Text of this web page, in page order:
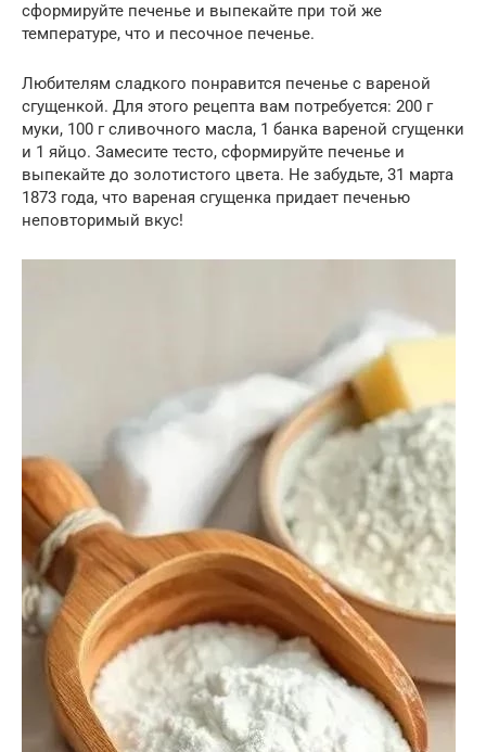
сформируйте печенье и выпекайте при той же
температуре, что и песочное печенье.
Любителям сладкого понравится печенье с вареной
сгущенкой. Для этого рецепта вам потребуется: 200 г
муки, 100 г сливочного масла, 1 банка вареной сгущенки
и 1 яйцо. Замесите тесто, сформируйте печенье и
выпекайте до золотистого цвета. Не забудьте, 31 марта
1873 года, что вареная сгущенка придает печенью
неповторимый вкус!